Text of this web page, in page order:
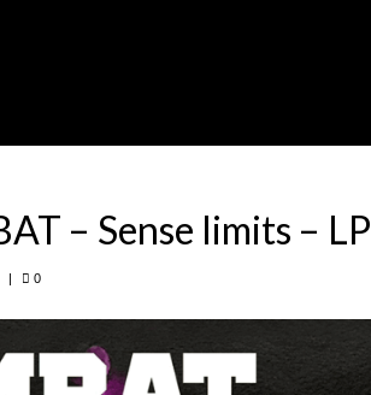
– Sense limits – LP
| 0